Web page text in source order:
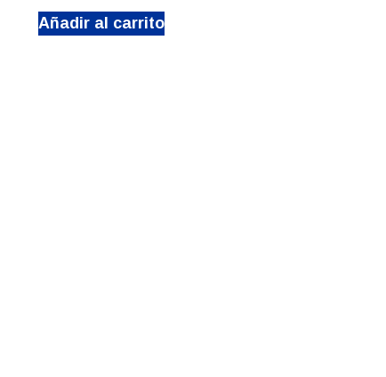
Añadir al carrito